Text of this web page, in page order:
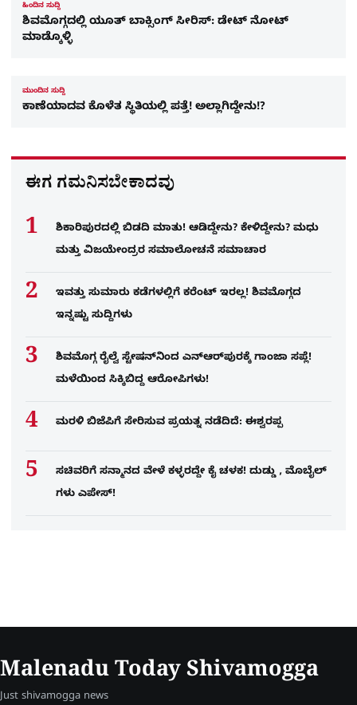
ಹಿಂದಿನ ಸುದ್ದಿ
ಶಿವಮೊಗ್ಗದಲ್ಲಿ ಯೂತ್ ಬಾಕ್ಸಿಂಗ್ ಸೀರಿಸ್: ಡೇಟ್ ನೋಟ್​
ಮಾಡ್ಕೊಳ್ಳಿ
ಮುಂದಿನ ಸುದ್ದಿ
ಕಾಣೆಯಾದವ ಕೊಳೆತ ಸ್ಥಿತಿಯಲ್ಲಿ ಪತ್ತೆ! ಅಲ್ಲಾಗಿದ್ದೇನು!?
ಈಗ ಗಮನಿಸಬೇಕಾದವು
ಶಿಕಾರಿಪುರದಲ್ಲಿ ಬಿಡದಿ ಮಾತು! ಆಡಿದ್ದೇನು? ಕೇಳಿದ್ದೇನು? ಮಧು
ಮತ್ತು ವಿಜಯೇಂದ್ರರ ಸಮಾಲೋಚನೆ ಸಮಾಚಾರ
ಇವತ್ತು ಸುಮಾರು ಕಡೆಗಳಲ್ಲಿಗೆ ಕರೆಂಟ್ ಇರಲ್ಲ! ಶಿವಮೊಗ್ಗದ
ಇನ್ನಷ್ಟು ಸುದ್ದಿಗಳು
ಶಿವಮೊಗ್ಗ ರೈಲ್ವೆ ಸ್ಟೇಷನ್​​ನಿಂದ ಎನ್​ಆರ್​ಪುರಕ್ಕೆ ಗಾಂಜಾ ಸಪ್ಲೆ!
ಮಳೆಯಿಂದ ಸಿಕ್ಕಿಬಿದ್ದ ಆರೋಪಿಗಳು!
ಮರಳಿ ಬಿಜೆಪಿಗೆ ಸೇರಿಸುವ ಪ್ರಯತ್ನ ನಡೆದಿದೆ: ಈಶ್ವರಪ್ಪ
ಸಚಿವರಿಗೆ ಸನ್ಮಾನದ ವೇಳೆ ಕಳ್ಳರದ್ದೇ ಕೈ ಚಳಕ! ದುಡ್ಡು , ಮೊಬೈಲ್​
ಗಳು ಎಪೇಸ್!
Malenadu Today Shivamogga
Just shivamogga news